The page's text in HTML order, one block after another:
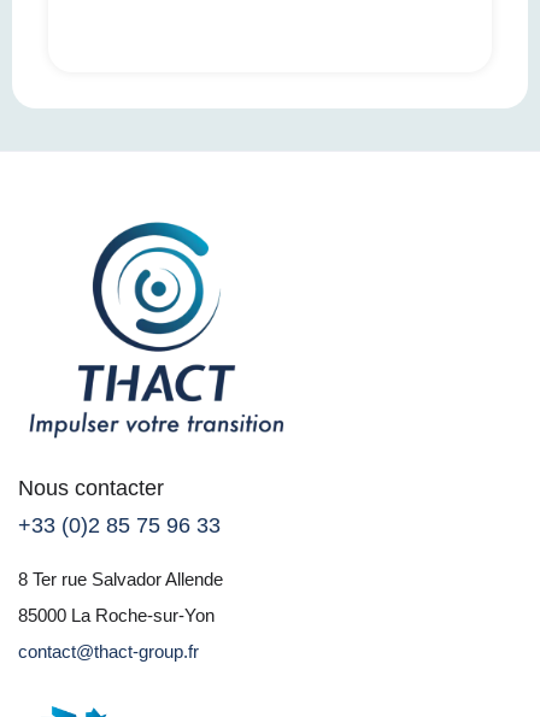
Nous contacter
+33 (0)2 85 75 96 33
8 Ter rue Salvador Allende
85000 La Roche-sur-Yon
contact@thact-group.fr